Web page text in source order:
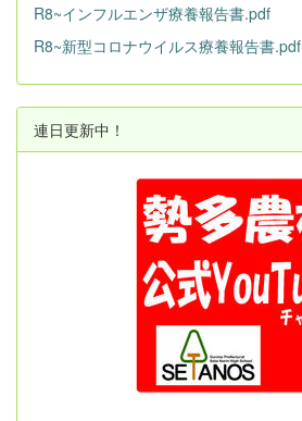
R8~インフルエンザ療養報告書.pdf
R8~新型コロナウイルス療養報告書.pdf
連日更新中！